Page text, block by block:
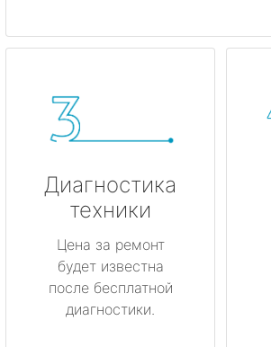
Диагностика
техники
Цена за ремонт
будет известна
после бесплатной
диагностики.